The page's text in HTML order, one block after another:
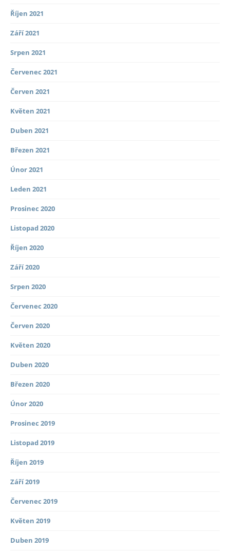
Říjen 2021
Září 2021
Srpen 2021
Červenec 2021
Červen 2021
Květen 2021
Duben 2021
Březen 2021
Únor 2021
Leden 2021
Prosinec 2020
Listopad 2020
Říjen 2020
Září 2020
Srpen 2020
Červenec 2020
Červen 2020
Květen 2020
Duben 2020
Březen 2020
Únor 2020
Prosinec 2019
Listopad 2019
Říjen 2019
Září 2019
Červenec 2019
Květen 2019
Duben 2019